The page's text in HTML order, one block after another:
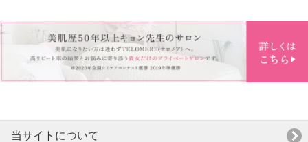
当サイトについて